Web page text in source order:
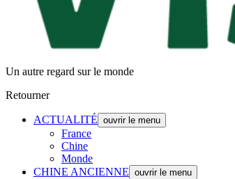
Un autre regard sur le monde
Retourner
ACTUALITÉ ouvrir le menu
France
Chine
Monde
CHINE ANCIENNE ouvrir le menu